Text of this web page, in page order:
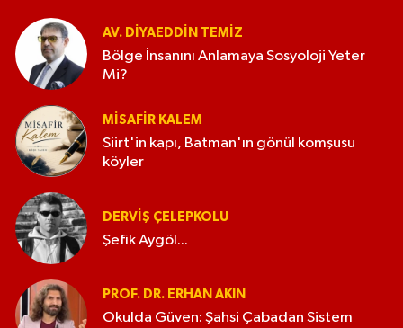
AV. DIYAEDDIN TEMIZ
Bölge İnsanını Anlamaya Sosyoloji Yeter
Mi?
MISAFIR KALEM
Siirt'in kapı, Batman'ın gönül komşusu
köyler
DERVIŞ ÇELEPKOLU
Şefik Aygöl...
PROF. DR. ERHAN AKIN
Okulda Güven: Şahsi Çabadan Sistem